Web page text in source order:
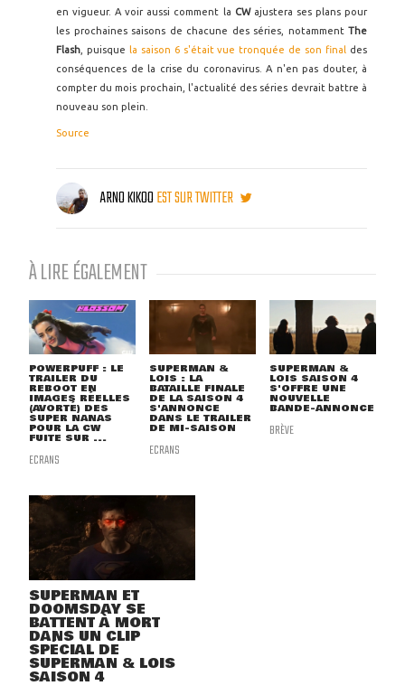
en vigueur. A voir aussi comment la CW ajustera ses plans pour
les prochaines saisons de chacune des séries, notamment The
Flash , puisque la saison 6 s'était vue tronquée de son final des
conséquences de la crise du coronavirus. A n'en pas douter, à
compter du mois prochain, l'actualité des séries devrait battre à
nouveau son plein.
Source
ARNO KIKOOEST SUR TWITTER
À LIRE ÉGALEMENT
POWERPUFF : LE
TRAILER DU
REBOOT EN
IMAGES RÉELLES
(AVORTÉ) DES
SUPER NANAS
POUR LA CW
FUITE SUR ...
ECRANS
SUPERMAN &
LOIS : LA
BATAILLE FINALE
DE LA SAISON 4
S'ANNONCE
DANS LE TRAILER
DE MI-SAISON
ECRANS
SUPERMAN &
LOIS SAISON 4
S'OFFRE UNE
NOUVELLE
BANDE-ANNONCE
BRÈVE
SUPERMAN ET
DOOMSDAY SE
BATTENT À MORT
DANS UN CLIP
SPÉCIAL DE
SUPERMAN & LOIS
SAISON 4